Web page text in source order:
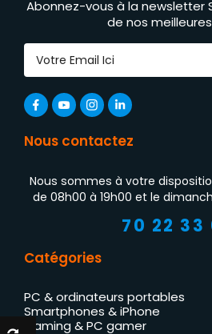
Abonnez-vous à la newsletter
de nos
Nous contactez
Nous sommes à votre
de 08h00 à 19h00 et le
70 22 33
Catégories
PC & ordinateurs portables
Smartphones & iPhone
Gaming & PC gamer